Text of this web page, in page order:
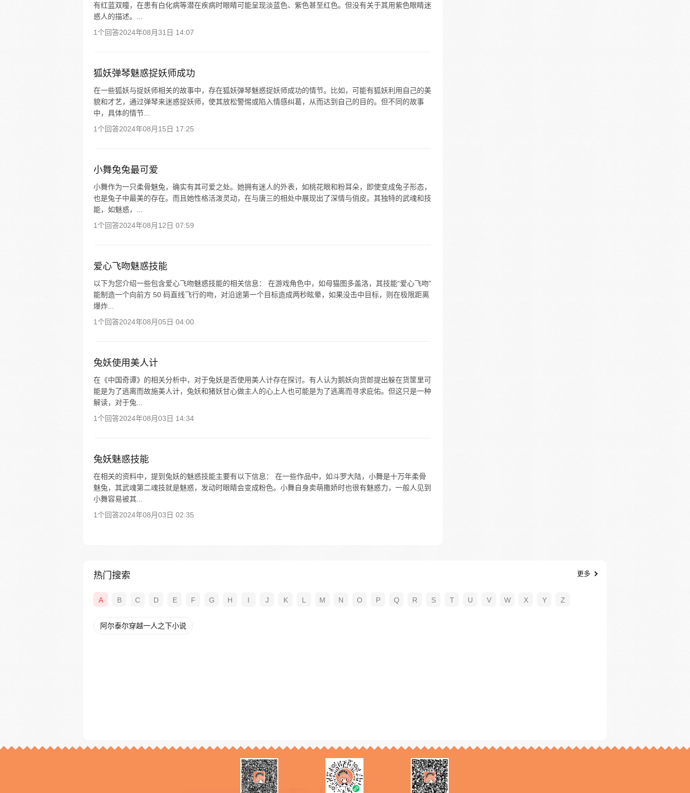
有红蓝双瞳，在患有白化病等潜在疾病时眼睛可能呈现淡蓝色、紫色甚至红色。但没有关于其用紫色眼睛迷
惑人的描述。...
1个回答2024年08月31日 14:07
狐妖弹琴魅惑捉妖师成功
在一些狐妖与捉妖师相关的故事中，存在狐妖弹琴魅惑捉妖师成功的情节。比如，可能有狐妖利用自己的美
貌和才艺，通过弹琴来迷惑捉妖师，使其放松警惕或陷入情感纠葛，从而达到自己的目的。但不同的故事
中，具体的情节...
1个回答2024年08月15日 17:25
小舞兔兔最可爱
小舞作为一只柔骨魅兔，确实有其可爱之处。她拥有迷人的外表，如桃花眼和粉耳朵，即使变成兔子形态，
也是兔子中最美的存在。而且她性格活泼灵动，在与唐三的相处中展现出了深情与俏皮。其独特的武魂和技
能，如魅惑，...
1个回答2024年08月12日 07:59
爱心飞吻魅惑技能
以下为您介绍一些包含爱心飞吻魅惑技能的相关信息： 在游戏角色中，如母猫图多盖洛，其技能“爱心飞吻”
能制造一个向前方 50 码直线飞行的吻，对沿途第一个目标造成两秒眩晕，如果没击中目标，则在极限距离
爆炸...
1个回答2024年08月05日 04:00
兔妖使用美人计
在《中国奇谭》的相关分析中，对于兔妖是否使用美人计存在探讨。有人认为鹅妖向货郎提出躲在货筐里可
能是为了逃离而故施美人计，兔妖和猪妖甘心做主人的心上人也可能是为了逃离而寻求庇佑。但这只是一种
解读，对于兔...
1个回答2024年08月03日 14:34
兔妖魅惑技能
在相关的资料中，提到兔妖的魅惑技能主要有以下信息： 在一些作品中，如斗罗大陆，小舞是十万年柔骨
魅兔，其武魂第二魂技就是魅惑，发动时眼睛会变成粉色。小舞自身卖萌撒娇时也很有魅惑力，一般人见到
小舞容易被其...
1个回答2024年08月03日 02:35
热门搜索 更多
A B C D E F G H I J K L M N O P Q R S T U V W X Y Z
阿尔泰尔穿越一人之下小说